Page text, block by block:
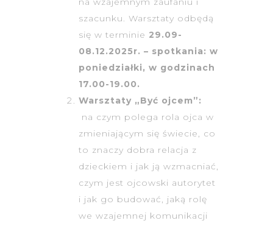
szacunku. Warsztaty odbędą
się w terminie 29.09-
08.12.2025r. – spotkania: w
poniedziałki, w godzinach
17.00-19.00.
Warsztaty „Być ojcem”:
na czym polega rola ojca w
zmieniającym się świecie, co
to znaczy dobra relacja z
dzieckiem i jak ją wzmacniać,
czym jest ojcowski autorytet
i jak go budować, jaką rolę
we wzajemnej komunikacji